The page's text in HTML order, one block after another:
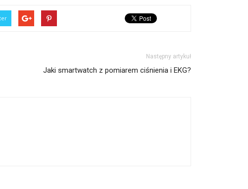
Następny artykuł
Jaki smartwatch z pomiarem ciśnienia i EKG?